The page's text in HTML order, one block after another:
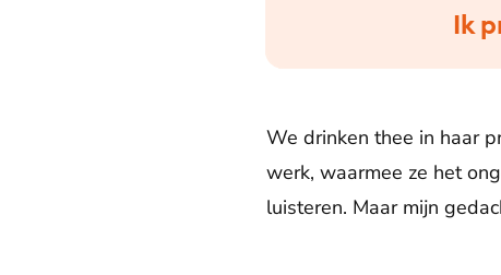
Ik
We drinken thee in haar
werk, waarmee ze het
luisteren. Maar mijn